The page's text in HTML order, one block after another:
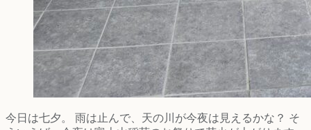
今日は七夕。 雨は止んで、天の川が今夜は見えるかな？ そ